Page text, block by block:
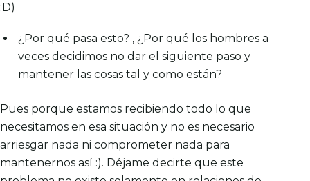
:D)
¿Por qué pasa esto? , ¿Por qué los hombres a
veces decidimos no dar el siguiente paso y
mantener las cosas tal y como están?
Pues porque estamos recibiendo todo lo que
necesitamos en esa situación y no es necesario
arriesgar nada ni comprometer nada para
mantenernos así :). Déjame decirte que este